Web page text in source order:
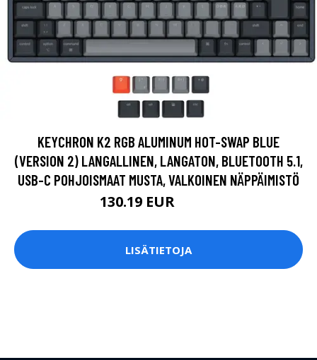
KEYCHRON K2 RGB ALUMINUM HOT-SWAP BLUE
(VERSION 2) LANGALLINEN, LANGATON, BLUETOOTH 5.1,
USB-C POHJOISMAAT MUSTA, VALKOINEN NÄPPÄIMISTÖ
130.19 EUR
LISÄTIETOJA